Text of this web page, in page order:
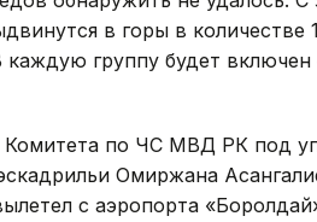
в горы в количестве
группу будет включен
Комитета по ЧС МВД РК под
Омиржана
с аэропорта